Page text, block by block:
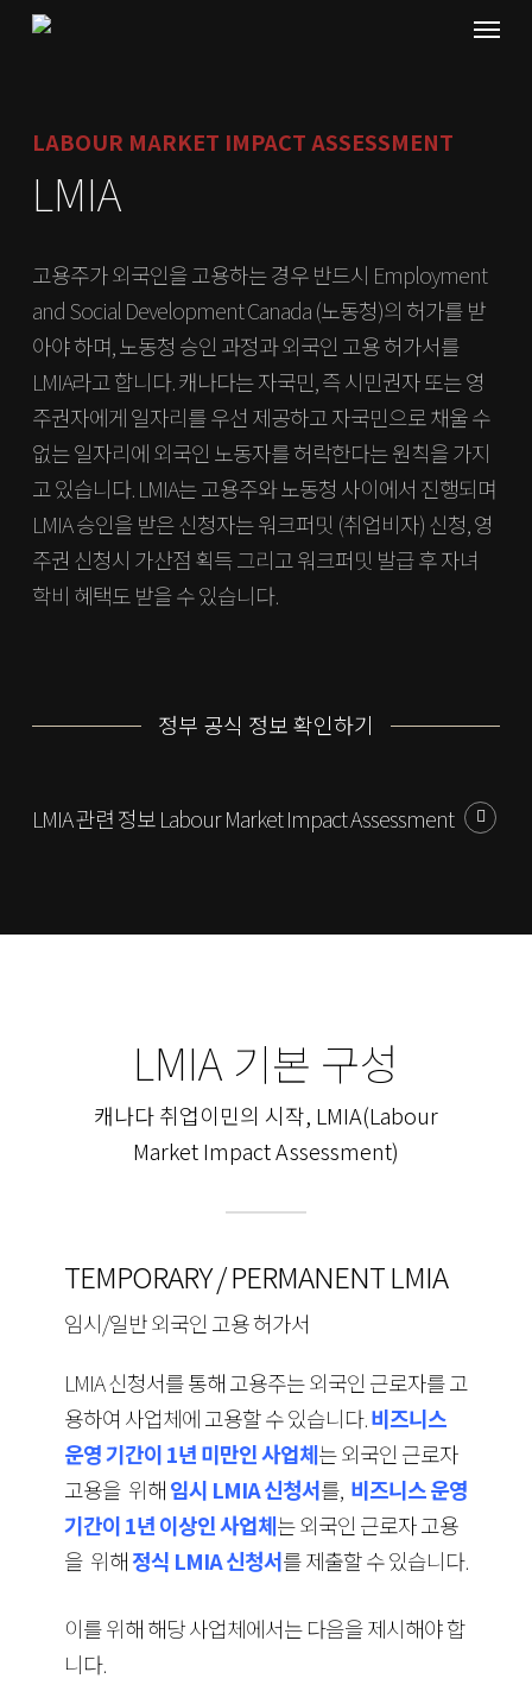
Skip
Menu
LABOUR MARKET IMPACT ASSESSMENT
LMIA
고용주가 외국인을 고용하는 경우 반드시 Employment
and Social Development Canada (노동청)의 허가를 받
아야 하며, 노동청 승인 과정과 외국인 고용 허가서를
LMIA라고 합니다. 캐나다는 자국민, 즉 시민권자 또는 영
주권자에게 일자리를 우선 제공하고 자국민으로 채울 수
없는 일자리에 외국인 노동자를 허락한다는 원칙을 가지
고 있습니다. LMIA는 고용주와 노동청 사이에서 진행되며
LMIA 승인을 받은 신청자는 워크퍼밋 (취업비자) 신청, 영
주권 신청시 가산점 획득 그리고 워크퍼밋 발급 후 자녀
학비 혜택도 받을 수 있습니다.
정부 공식 정보 확인하기
LMIA 관련 정보Labour Market Impact Assessment
LMIA 기본 구성
캐나다 취업이민의 시작, LMIA(Labour
Market Impact Assessment)
TEMPORARY / PERMANENT LMIA
임시/일반 외국인 고용 허가서
LMIA 신청서를 통해 고용주는 외국인 근로자를 고
용하여 사업체에 고용할 수 있습니다.비즈니스
운영 기간이 1년 미만인 사업체는 외국인 근로자
고용을 위해임시 LMIA 신청서를, 비즈니스 운영
기간이 1년 이상인 사업체는 외국인 근로자 고용
을 위해정식 LMIA 신청서를 제출할 수 있습니다.
이를 위해 해당 사업체에서는 다음을 제시해야 합
니다.